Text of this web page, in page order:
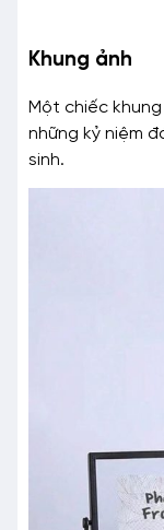
Khung ảnh
Một chiếc
những kỷ niệm
sinh.